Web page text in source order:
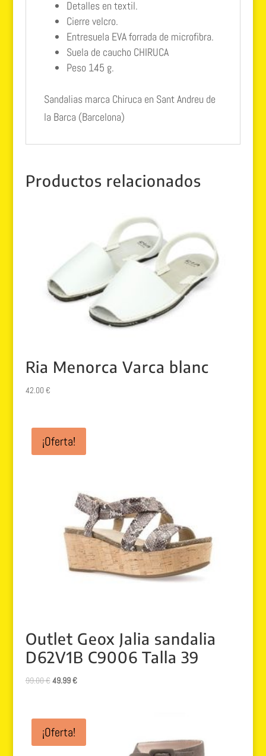
Detalles en textil.
Cierre velcro.
Entresuela EVA forrada de microfibra.
Suela de caucho CHIRUCA
Peso 145 g.
Sandalias marca Chiruca en Sant Andreu de
la Barca (Barcelona)
Productos relacionados
Ria Menorca Varca blanc
42.00€
¡Oferta!
Outlet Geox Jalia sandalia
D62V1B C9006 Talla 39
99.00€El
era:
99.00 €.
49.99€El
es:
¡Oferta!